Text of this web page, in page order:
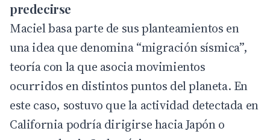
predecirse
Maciel basa parte de sus planteamientos en
una idea que denomina “migración sísmica”,
teoría con la que asocia movimientos
ocurridos en distintos puntos del planeta. En
este caso, sostuvo que la actividad detectada en
California podría dirigirse hacia Japón o